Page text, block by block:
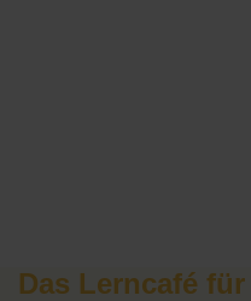
Das Lerncafé